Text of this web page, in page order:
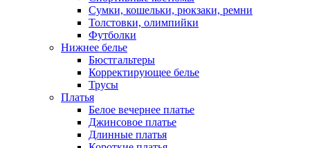
Сумки, кошельки, рюкзаки, ремни
Толстовки, олимпийки
Футболки
Нижнее белье
Бюстгальтеры
Корректирующее белье
Трусы
Платья
Белое вечернее платье
Джинсовое платье
Длинные платья